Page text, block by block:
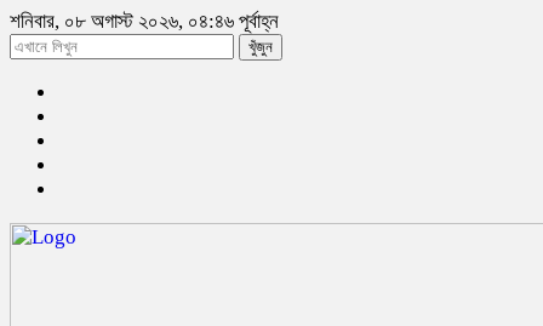
শনিবার, ০৮ অগাস্ট ২০২৬, ০৪:৪৬ পূর্বাহ্ন
খুঁজুন